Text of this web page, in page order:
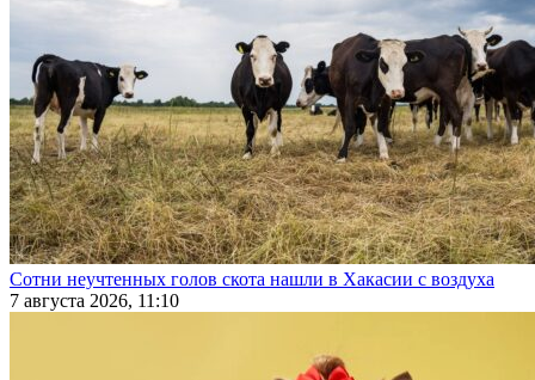
Сотни неучтенных голов скота нашли в Хакасии с воздуха
7 августа 2026, 11:10